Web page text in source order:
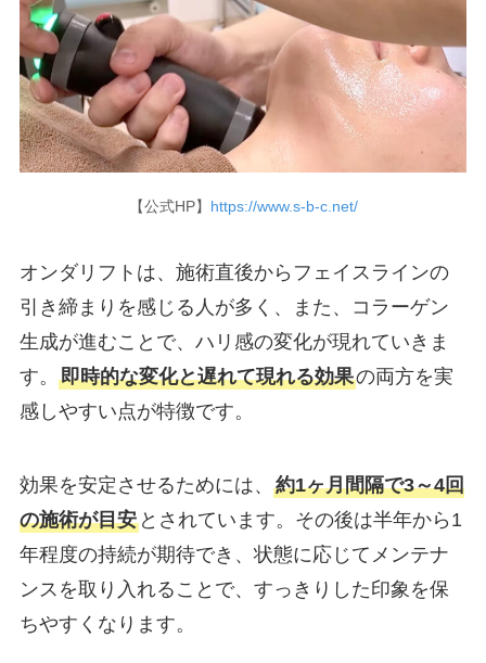
【公式HP】 https://www.s-b-c.net/
オンダリフトは、施術直後からフェイスラインの
引き締まりを感じる人が多く、また、コラーゲン
生成が進むことで、ハリ感の変化が現れていきま
す。 即時的な変化と遅れて現れる効果の両方を実
感しやすい点が特徴です。
効果を安定させるためには、 約1ヶ月間隔で3～4回
の施術が目安とされています。その後は半年から1
年程度の持続が期待でき、状態に応じてメンテナ
ンスを取り入れることで、すっきりした印象を保
ちやすくなります。